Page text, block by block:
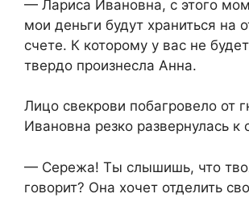
— Лариса Ивановна, с этого
мои деньги будут храниться на
счете. К которому у вас не
твердо произнесла Анна.
Лицо свекрови побагровело от
Ивановна резко развернулась к
— Сережа! Ты слышишь, что
говорит? Она хочет отделить